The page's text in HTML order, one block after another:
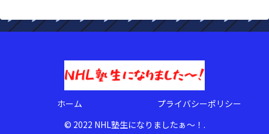
ホーム
プライバシーポリシー
© 2022 NHL塾生になりましたぁ〜！.